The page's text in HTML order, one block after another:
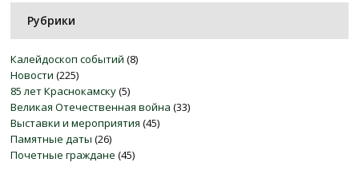
Рубрики
Калейдоскоп событий (8)
Новости (225)
85 лет Краснокамску(5)
Великая Отечественная война (33)
Выставки и мероприятия (45)
Памятные даты (26)
Почетные граждане (45)